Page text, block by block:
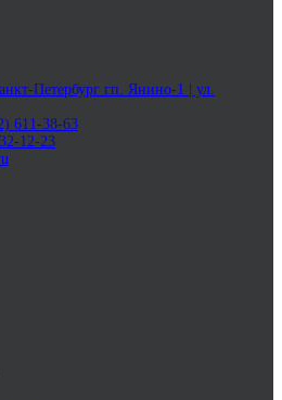
Петербург гп. Янино-1 | ул.
611-38-63
12-23